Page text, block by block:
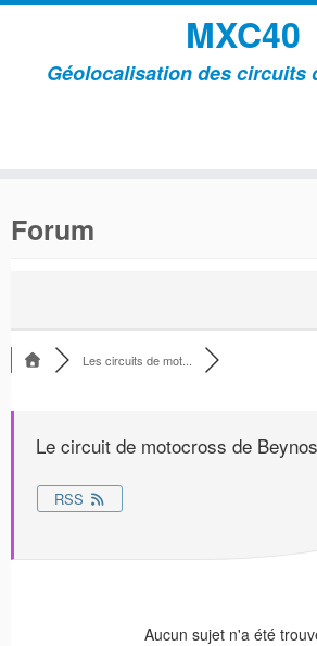
contenu
MXC40
Géolocalisation des circuits
Forum
Les circuits de mot...
Le circuit de motocross de
RSS
Aucun sujet n'a été